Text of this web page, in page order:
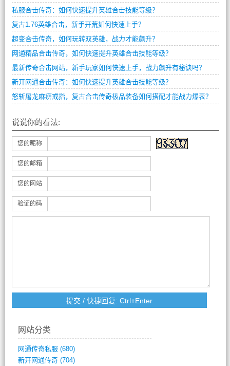
私服合击传奇：如何快速提升英雄合击技能等级？
复古1.76英雄合击，新手开荒如何快速上手？
超变合击传奇，如何玩转双英雄，战力才能飙升？
网通精品合击传奇，如何快速提升英雄合击技能等级？
最新传奇合击网站，新手玩家如何快速上手，战力飙升有秘诀吗？
新开网通合击传奇：如何快速提升英雄合击技能等级？
怒斩屠龙麻痹戒指，复古合击传奇极品装备如何搭配才能战力爆表？
说说你的看法:
您的昵称
您的邮箱
您的网站
验证的码
网站分类
网通传奇私服 (680)
新开网通传奇(704)